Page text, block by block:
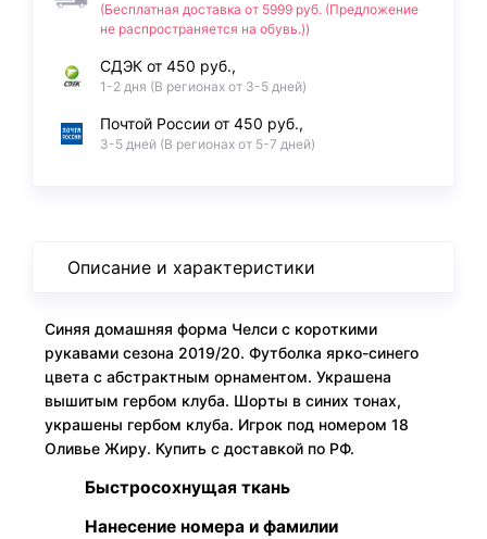
(Бесплатная доставка от 5999 руб. (Предложение
не распространяется на обувь.))
СДЭК от 450 руб.,
1-2 дня (В регионах от 3-5 дней)
Почтой России от 450 руб.,
3-5 дней (В регионах от 5-7 дней)
Описание и характеристики
Синяя домашняя форма Челси с короткими
рукавами сезона 2019/20. Футболка ярко-синего
цвета с абстрактным орнаментом. Украшена
вышитым гербом клуба. Шорты в синих тонах,
украшены гербом клуба. Игрок под номером 18
Оливье Жиру. Купить с доставкой по РФ.
Быстросохнущая ткань
Нанесение номера и фамилии